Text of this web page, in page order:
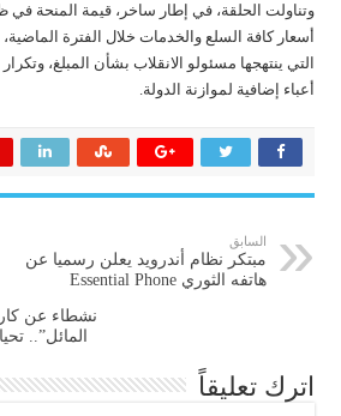
وتناولت الحلقة، في إطار ساخر، قيمة المنحة في
أسعار كافة السلع والخدمات خلال الفترة
التي ينتهجها مسئولو الانقلاب بشأن المبلغ،
أعباء إضافية لموازنة الدولة.
السابق
مبتكر نظام أندرويد يعلن رسميا عن
هاتفه الثوري Essential Phone
نشطاء عن
المائل”..
اترك تعليقاً